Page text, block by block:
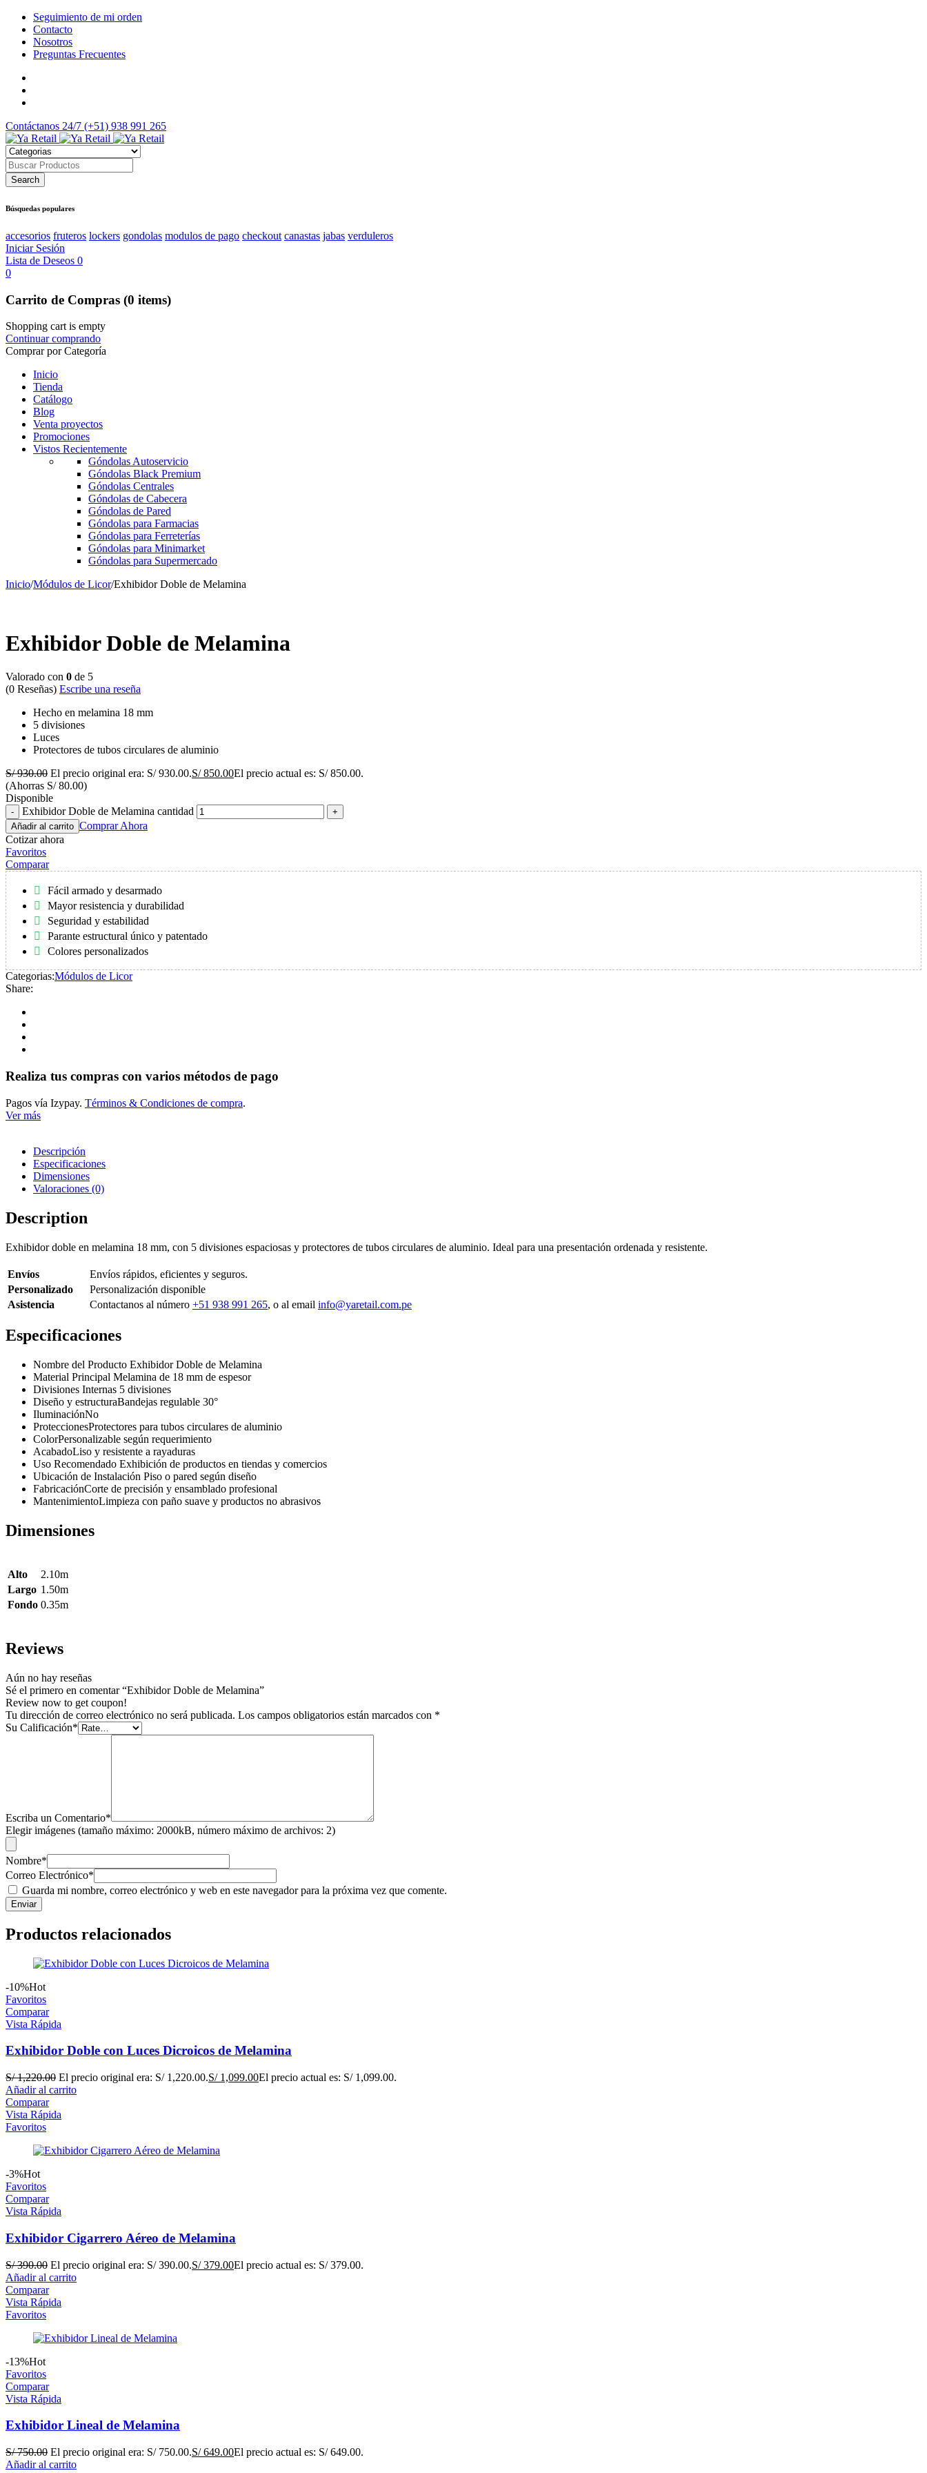
Seguimiento de mi orden
Contacto
Nosotros
Preguntas Frecuentes
Contáctanos 24/7 (+51) 938 991 265
Búsquedas populares
accesorios fruteros lockers gondolas modulos de pago checkout canastas jabas verduleros
Iniciar Sesión
Lista de Deseos 0
0
Carrito de Compras (0 items)
Shopping cart is empty
Continuar comprando
Comprar por Categoría
Inicio
Tienda
Catálogo
Blog
Venta proyectos
Promociones
Vistos Recientemente
Góndolas Autoservicio
Góndolas Black Premium
Góndolas Centrales
Góndolas de Cabecera
Góndolas de Pared
Góndolas para Farmacias
Góndolas para Ferreterías
Góndolas para Minimarket
Góndolas para Supermercado
Inicio/Módulos de Licor/Exhibidor Doble de Melamina
Exhibidor Doble de Melamina
Valorado con 0 de 5
(0 Reseñas) Escribe una reseña
Hecho en melamina 18 mm
5 divisiones
Luces
Protectores de tubos circulares de aluminio
S/930.00 El precio original era: S/ 930.00.S/850.00El precio actual es: S/ 850.00.
(Ahorras S/80.00)
Disponible
Exhibidor Doble de Melamina cantidad
Añadir al carrito Comprar Ahora
Cotizar ahora
Favoritos
Comparar
Fácil armado y desarmado
Mayor resistencia y durabilidad
Seguridad y estabilidad
Parante estructural único y patentado
Colores personalizados
Categorias:Módulos de Licor
Share:
Realiza tus compras con varios métodos de pago
Pagos vía Izypay. Términos & Condiciones de compra.
Ver más
Descripción
Especificaciones
Dimensiones
Valoraciones (0)
Description
Exhibidor doble en melamina 18 mm, con 5 divisiones espaciosas y protectores de tubos circulares de aluminio. Ideal para una presentación ordenada y resistente.
Envíos
Envíos rápidos, eficientes y seguros.
Personalizado
Personalización disponible
Asistencia
Contactanos al número +51 938 991 265, o al email info@yaretail.com.pe
Especificaciones
Nombre del Producto Exhibidor Doble de Melamina
Material Principal Melamina de 18 mm de espesor
Divisiones Internas 5 divisiones
Diseño y estructuraBandejas regulable 30°
IluminaciónNo
ProteccionesProtectores para tubos circulares de aluminio
ColorPersonalizable según requerimiento
AcabadoLiso y resistente a rayaduras
Uso Recomendado Exhibición de productos en tiendas y comercios
Ubicación de Instalación Piso o pared según diseño
FabricaciónCorte de precisión y ensamblado profesional
MantenimientoLimpieza con paño suave y productos no abrasivos
Dimensiones
Alto
2.10m
Largo 1.50m
Fondo 0.35m
Reviews
Aún no hay reseñas
Sé el primero en comentar “Exhibidor Doble de Melamina”
Review now to get coupon!
Tu dirección de correo electrónico no será publicada. Los campos obligatorios están marcados con *
Su Calificación*
Escriba un Comentario*
Elegir imágenes (tamaño máximo: 2000kB, número máximo de archivos: 2)
Nombre*
Correo Electrónico*
Guarda mi nombre, correo electrónico y web en este navegador para la próxima vez que comente.
Productos relacionados
-10%Hot
Favoritos
Comparar
Vista Rápida
Exhibidor Doble con Luces Dicroicos de Melamina
S/1,220.00 El precio original era: S/ 1,220.00.S/1,099.00El precio actual es: S/ 1,099.00.
Añadir al carrito
Comparar
Vista Rápida
Favoritos
-3%Hot
Favoritos
Comparar
Vista Rápida
Exhibidor Cigarrero Aéreo de Melamina
S/390.00 El precio original era: S/ 390.00.S/379.00El precio actual es: S/ 379.00.
Añadir al carrito
Comparar
Vista Rápida
Favoritos
-13%Hot
Favoritos
Comparar
Vista Rápida
Exhibidor Lineal de Melamina
S/750.00 El precio original era: S/ 750.00.S/649.00El precio actual es: S/ 649.00.
Añadir al carrito